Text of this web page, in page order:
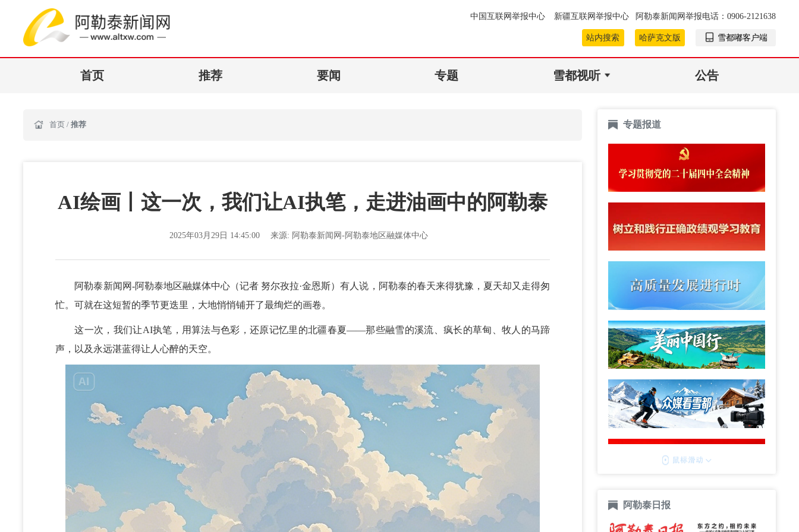
中国互联网举报中心 新疆互联网举报中心 阿勒泰新闻网举报电话：0906-2121638
站内搜索 哈萨克文版 雪都嘟客户端
首页 推荐 要闻 专题 雪都视听 公告
首页 / 推荐
AI绘画丨这一次，我们让AI执笔，走进油画中的阿勒泰
2025年03月29日 14:45:00 来源: 阿勒泰新闻网-阿勒泰地区融媒体中心
阿勒泰新闻网-阿勒泰地区融媒体中心（记者 努尔孜拉·金恩斯）有人说，阿勒泰的春天来得犹豫，夏天却又走得匆
忙。可就在这短暂的季节更迭里，大地悄悄铺开了最绚烂的画卷。
这一次，我们让AI执笔，用算法与色彩，还原记忆里的北疆春夏——那些融雪的溪流、疯长的草甸、牧人的马蹄
声，以及永远湛蓝得让人心醉的天空。
专题报道
阿勒泰日报